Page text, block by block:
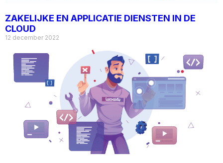
ZAKELIJKE EN APPLICATIE DIENSTEN IN DE
CLOUD
12 december 2022